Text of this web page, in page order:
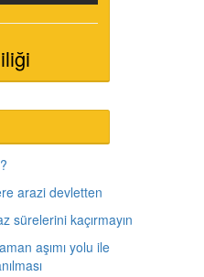
arazi devletten
sürelerini kaçırmayın
aşımı yolu ile